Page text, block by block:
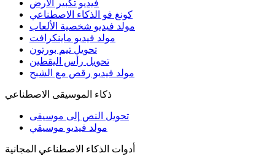
فيديو تكبير الأرض
كونغ فو الذكاء الاصطناعي
مولد فيديو شخصية الألعاب
مولد فيديو ماينكرافت
تحويل تيم بورتون
تحويل رأس اليقطين
مولد فيديو رقص مع الشبح
ذكاء الموسيقى الاصطناعي
تحويل النص إلى موسيقى
مولد فيديو موسيقي
أدوات الذكاء الاصطناعي المجانية